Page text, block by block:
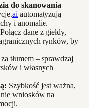
do skanowania
ai automatyzują
i anomalie.
Połącz dane z giełdy,
rynków, by
tłumem – sprawdzaj
i własnych
Szybkość jest ważna,
wniosków na